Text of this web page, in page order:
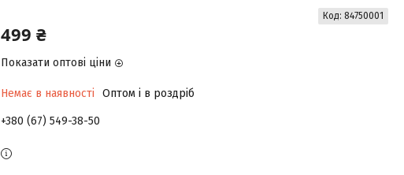
499 ₴
Показати оптові ціни
Немає в наявності Оптом і в роздріб
Код: 84750001
+380 (67) 549-38-50